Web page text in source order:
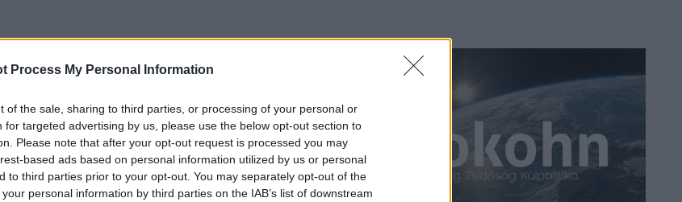
Process My Personal Information
of the sale, sharing to third parties, or processing of your personal or
for targeted advertising by us, please use the below opt-out section to
Please note that after your opt-out request is processed you may
based ads based on personal information utilized by us or personal
to third parties prior to your opt-out. You may separately opt-out of the
personal information by third parties on the IAB’s list of downstream